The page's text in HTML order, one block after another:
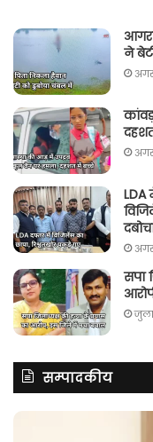
ने
LDA
सपा
सम्पादकीय